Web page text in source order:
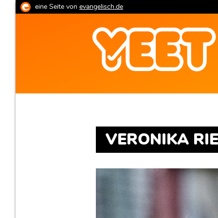
Direkt
eine Seite von evangelisch.de
yeet.evangelisch.de
VERONIKA